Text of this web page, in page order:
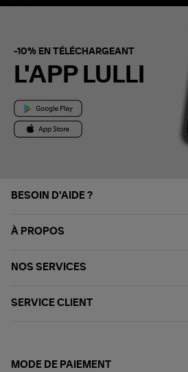
-10% EN TÉLÉCHARGEANT
L'APP LULLI
BESOIN D'AIDE ?
À PROPOS
NOS SERVICES
SERVICE CLIENT
MODE DE PAIEMENT